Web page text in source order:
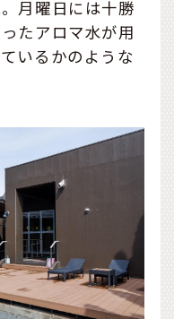
月曜日には十勝
たアロマ水が用
いるかのような